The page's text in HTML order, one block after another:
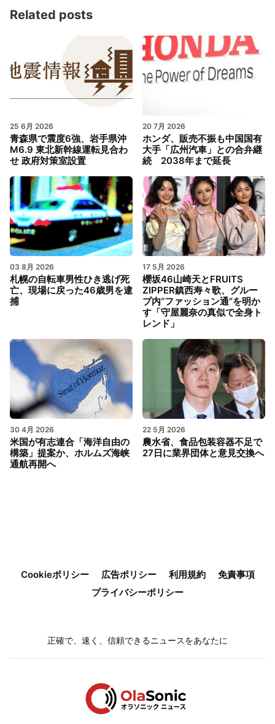
Related posts
25 6月 2026
青森県で震度6強、岩手県沖
M6.9 東北新幹線運転見合わ
せ 政府対策室設置
20 7月 2026
ホンダ、販売不振も中国国有
大手「広州汽車」との合弁継
続 2038年まで延長
03 8月 2026
札幌の自転車男性ひき逃げ死
亡、現場に戻った46歳男を逮
捕
17 5月 2026
櫻坂46山崎天とFRUITS
ZIPPER鎮西寿々歌、グルー
プ内“ファッション通”を明か
す「守屋麗奈の真似で全身ト
レンド」
30 4月 2026
米国が有志連合「海洋自由の
構築」提案か、ホルムズ海峡
通航再開へ
22 5月 2026
農水省、食品包装容器不足で
27日に業界団体と意見交換へ
Cookieポリシー 広告ポリシー 利用規約
免責事項
プライバシーポリシー
正確で、速く、信頼できるニュースをあなたに